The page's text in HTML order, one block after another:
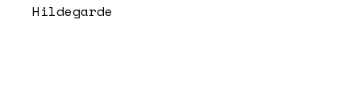
Hildegarde